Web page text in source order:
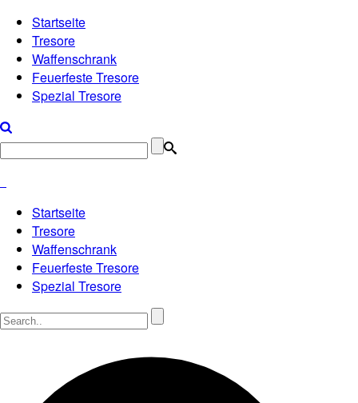
Startseite
Tresore
Waffenschrank
Feuerfeste Tresore
Spezial Tresore
Startseite
Tresore
Waffenschrank
Feuerfeste Tresore
Spezial Tresore